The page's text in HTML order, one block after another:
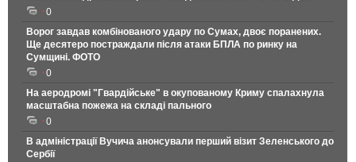
0
Ворог завдав комбінованого удару по Сумах, двоє поранених.
Ще десятеро постраждали після атаки БПЛА по ринку на
Сумщині. ФОТО
0
На аеродромі "Гвардійське" в окупованому Криму спалахнула
масштабна пожежа на складі пального
0
В адміністрації Вучича анонсували перший візит Зеленського до
Сербії